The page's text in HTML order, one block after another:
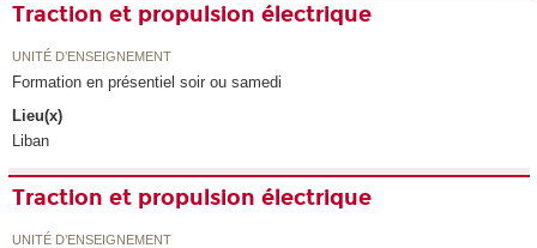
Traction et propulsion électrique
UNITÉ D’ENSEIGNEMENT
Formation en présentiel soir ou samedi
Lieu(x)
Liban
Traction et propulsion électrique
UNITÉ D’ENSEIGNEMENT